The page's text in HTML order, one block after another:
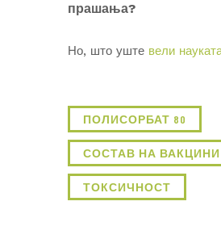
прашања?
Но, што уште вели
ПОЛИСОРБАТ 80
СОСТАВ НА ВАКЦИНИ
ТОКСИЧНОСТ